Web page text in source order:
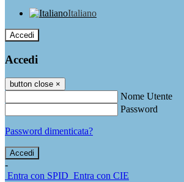
Italiano
Accedi
Accedi
button close ×
Nome Utente
Password
Password dimenticata?
-
Entra con SPID Entra con CIE